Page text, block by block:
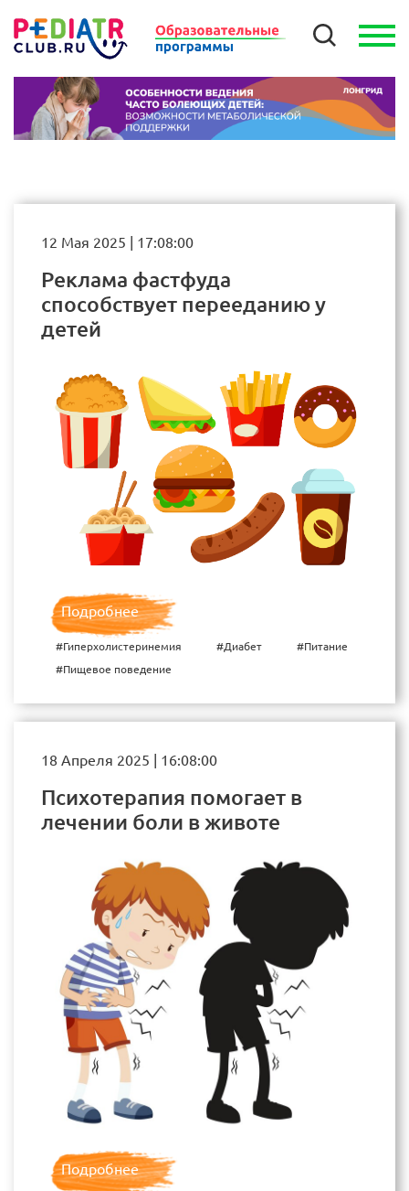
12 Мая 2025 | 17:08:00
Реклама фастфуда
способствует перееданию у
детей
Подробнее
#Гиперхолистеринемия #Диабет
#Питание
#Пищевое поведение
18 Апреля 2025 | 16:08:00
Психотерапия помогает в
лечении боли в животе
Подробнее